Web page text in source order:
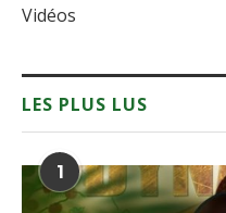
Vidéos
LES PLUS LUS
1